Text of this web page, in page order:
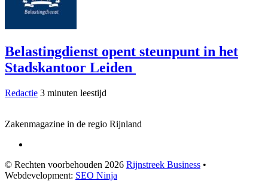
Belastingdienst opent steunpunt in het
Stadskantoor Leiden
Redactie 3 minuten leestijd
Zakenmagazine in de regio Rijnland
© Rechten voorbehouden 2026 Rijnstreek Business •
Webdevelopment: SEO Ninja